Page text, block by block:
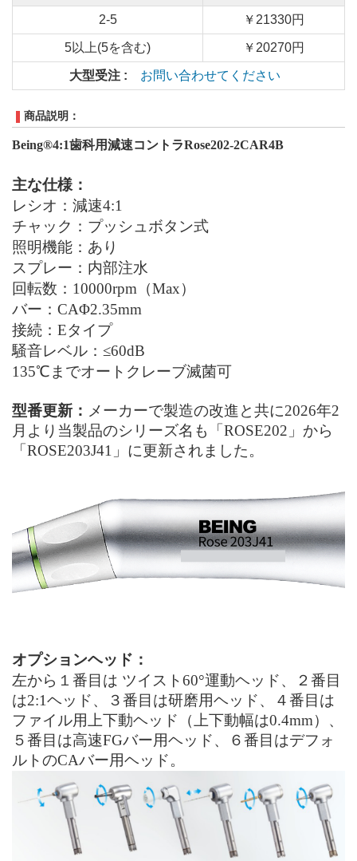
2-5 ￥21330円
5以上(5を含む) ￥20270円
大型受注 : お問い合わせてください
商品説明：
Being®4:1歯科用減速コントラRose202-2CAR4B
主な仕様：
レシオ：減速4:1
チャック：プッシュボタン式
照明機能：あり
スプレー： 内部注水
回転数： 10000rpm（Max）
バー： CAΦ2.35mm
接続： Eタイプ
騒音レベル ： ≤60dB
135℃までオートクレーブ滅菌可
型番更新： メーカーで製造の改進と共に2026年2
月より当製品のシリーズ名も「ROSE202」から
「ROSE203J41」に更新されました。
オプションヘッド：
左から１番目は ツイスト60°運動ヘッド、２番目
は2:1ヘッド、３番目は研磨用ヘッド、４番目は
ファイル用上下動ヘッド（上下動幅は0.4mm）、
５番目は高速FGバー用ヘッド、６番目はデフォ
ルトのCAバー用ヘッド。